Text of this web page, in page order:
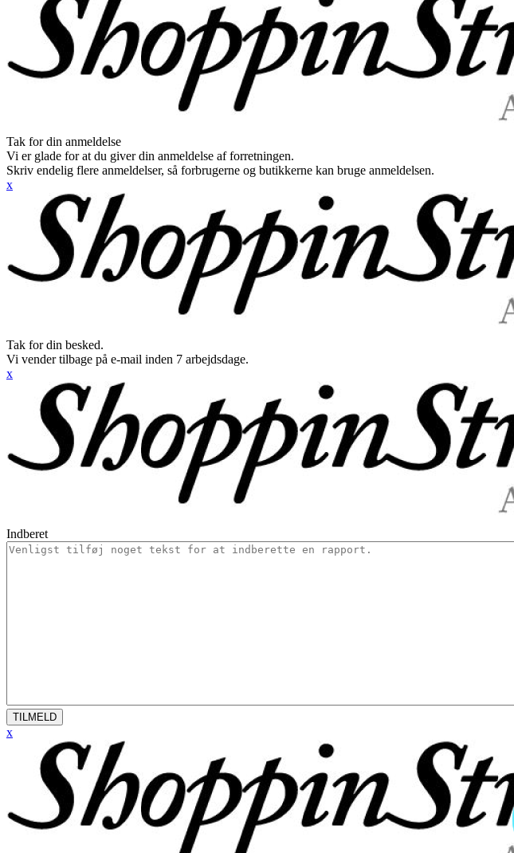
Tak for din anmeldelse
Vi er glade for at du giver din anmeldelse af forretningen.
Skriv endelig flere anmeldelser, så forbrugerne og butikkerne kan bruge anmeldelsen.
x
Tak for din besked.
Vi vender tilbage på e-mail inden 7 arbejdsdage.
x
Indberet
TILMELD
x